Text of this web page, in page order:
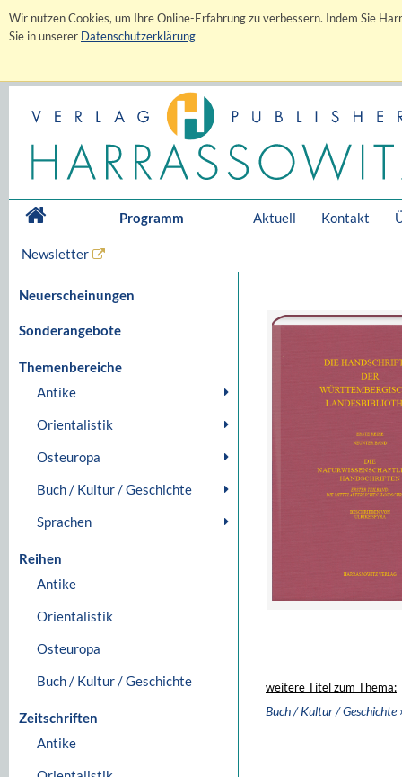
Wir nutzen Cookies, um Ihre Online-Erfahrung zu verbessern. Indem Sie
Sie in unserer Datenschutzerklärung
Programm Aktuell Kontakt
Newsletter
Neuerscheinungen
Sonderangebote
Themenbereiche
Antike
Orientalistik
Osteuropa
Buch / Kultur / Geschichte
Sprachen
Reihen
Antike
Orientalistik
Osteuropa
Buch / Kultur / Geschichte
Zeitschriften
Antike
weitere Titel zum Thema:
Buch / Kultur / Geschichte